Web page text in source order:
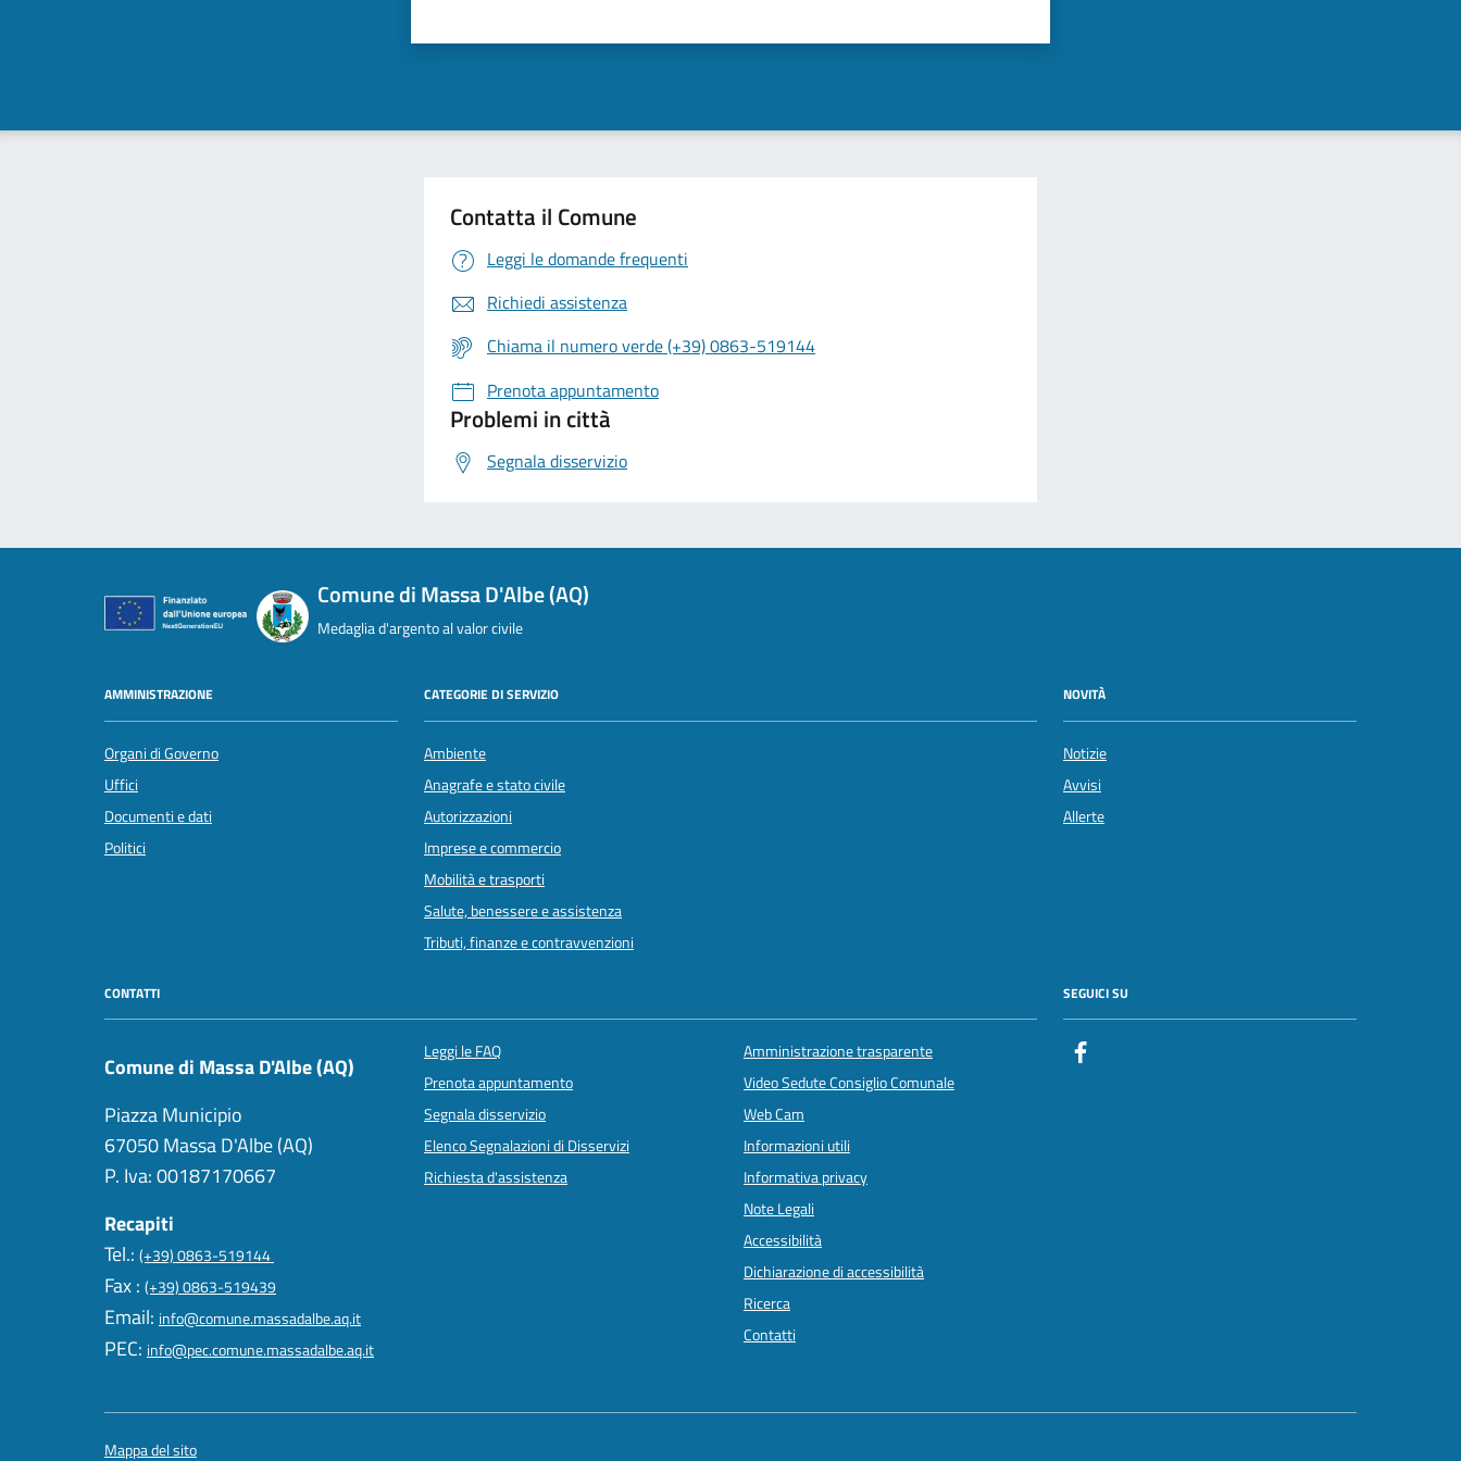
Contatta il Comune
Leggi le domande frequenti
Richiedi assistenza
Chiama il numero verde (+39) 0863-519144
Prenota appuntamento
Problemi in città
Segnala disservizio
Comune di Massa D'Albe (AQ)
Medaglia d'argento al valor civile
AMMINISTRAZIONE
Organi di Governo
Uffici
Documenti e dati
Politici
CATEGORIE DI SERVIZIO
Ambiente
Anagrafe e stato civile
Autorizzazioni
Imprese e commercio
Mobilità e trasporti
Salute, benessere e assistenza
Tributi, finanze e contravvenzioni
NOVITÀ
Notizie
Avvisi
Allerte
CONTATTI
Comune di Massa D'Albe (AQ)
Piazza Municipio
67050 Massa D'Albe (AQ)
P. Iva: 00187170667
Recapiti
Tel.: (+39) 0863-519144
Fax : (+39) 0863-519439
Email: info@comune.massadalbe.aq.it
PEC: info@pec.comune.massadalbe.aq.it
Leggi le FAQ
Prenota appuntamento
Segnala disservizio
Elenco Segnalazioni di Disservizi
Richiesta d'assistenza
Amministrazione trasparente
Video Sedute Consiglio Comunale
Web Cam
Informazioni utili
Informativa privacy
Note Legali
Accessibilità
Dichiarazione di accessibilità
Ricerca
Contatti
SEGUICI SU
Mappa del sito